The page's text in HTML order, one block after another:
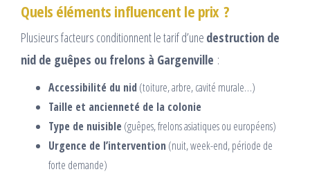
Quels éléments influencent le prix ?
Plusieurs facteurs conditionnent le tarif d’une destruction de
nid de guêpes ou frelons à Gargenville :
Accessibilité du nid (toiture, arbre, cavité murale…)
Taille et ancienneté de la colonie
Type de nuisible (guêpes, frelons asiatiques ou européens)
Urgence de l’intervention (nuit, week-end, période de
forte demande)